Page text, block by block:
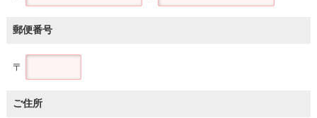
郵便番号
〒
ご住所